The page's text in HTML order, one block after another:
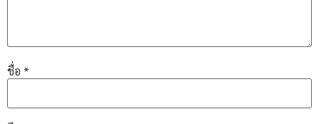
ชื่อ *